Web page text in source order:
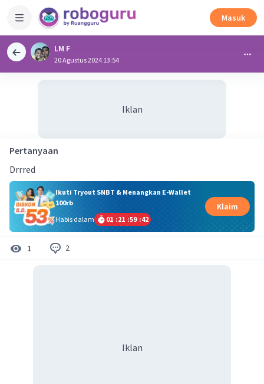
Masuk
LM F
20 Agustus 2024 13:54
Iklan
Pertanyaan
Drrred
Ikuti Tryout SNBT & Menangkan E-Wallet
100rb
Habis dalam
01 :21 :59 :41
Klaim
1 2
Iklan